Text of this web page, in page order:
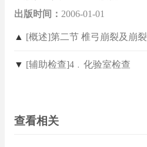
出版时间： 2006-01-01
▲ [概述]第二节 椎弓崩裂及崩
▼ [辅助检查]4﹒化验室检查
查看相关